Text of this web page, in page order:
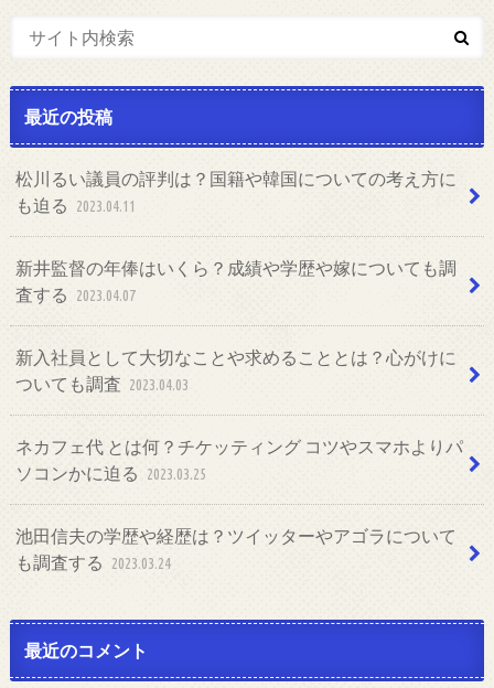
最近の投稿
松川るい議員の評判は？国籍や韓国についての考え方に
も迫る
2023.04.11
新井監督の年俸はいくら？成績や学歴や嫁についても調
査する
2023.04.07
新入社員として大切なことや求めることとは？心がけに
ついても調査 2023.04.03
ネカフェ代 とは何？チケッティング コツやスマホよりパ
ソコンかに迫る
2023.03.25
池田信夫の学歴や経歴は？ツイッターやアゴラについて
も調査する
2023.03.24
最近のコメント